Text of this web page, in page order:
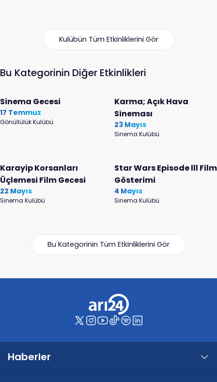
Kulübün Tüm Etkinliklerini Gör
Bu Kategorinin Diğer Etkinlikleri
Sinema Gecesi
17 Temmuz
Gönüllülük Kulübü
Karma; Açık Hava
Sineması
23 Mayıs
Sinema Kulübü
Karayip Korsanları
Üçlemesi Film Gecesi
22 Mayıs
Sinema Kulübü
Star Wars Episode lll Film
Gösterimi
4 Mayıs
Sinema Kulübü
Bu Kategorinin Tüm Etkinliklerini Gör
Haberler